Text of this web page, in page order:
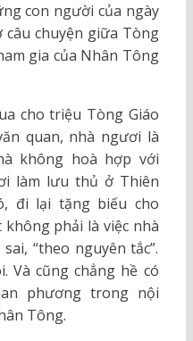
con người của ngày
chuyện giữa Tòng
gia của Nhân Tông
cho triệu Tòng Giáo
quan, nhà ngươi là
không hoà hợp với
làm lưu thủ ở Thiên
đi lại tặng biếu cho
không phải là việc nhà
“theo nguyên tắc”.
Và cũng chẳng hề có
phương trong nội
Tông.